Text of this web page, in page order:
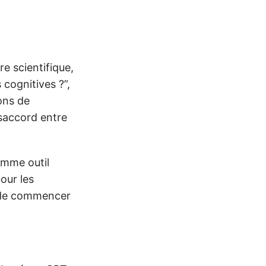
scientifique,
?”,
de
entre
outil
les
commencer